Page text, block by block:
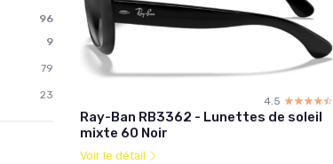
96
9
79
23
4.5 ☆☆☆☆☆
★★★★★
Ray-Ban RB3362 - Lunettes de soleil
mixte 60 Noir
Voir le détail